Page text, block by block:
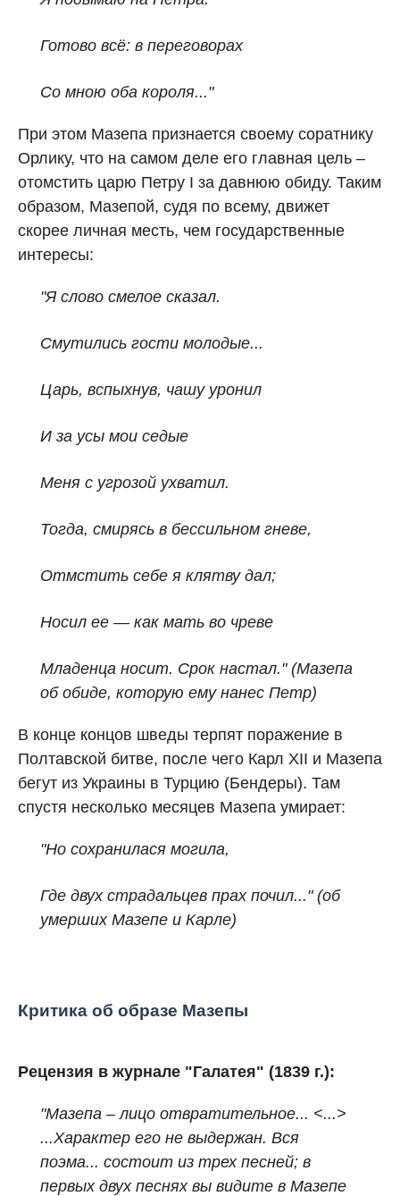
Готово всё: в переговорах
Со мною оба короля..."
При этом Мазепа признается своему соратнику
Орлику, что на самом деле его главная цель –
отомстить царю Петру I за давнюю обиду. Таким
образом, Мазепой, судя по всему, движет
скорее личная месть, чем государственные
интересы:
"Я слово смелое сказал.
Смутились гости молодые...
Царь, вспыхнув, чашу уронил
И за усы мои седые
Меня с угрозой ухватил.
Тогда, смирясь в бессильном гневе,
Отмстить себе я клятву дал;
Носил ее — как мать во чреве
Младенца носит. Срок настал."(Мазепа
об обиде, которую ему нанес Петр)
В конце концов шведы терпят поражение в
Полтавской битве, после чего Карл XII и Мазепа
бегут из Украины в Турцию (Бендеры). Там
спустя несколько месяцев Мазепа умирает:
"Но сохранилася могила,
Где двух страдальцев прах почил..." (об
умерших Мазепе и Карле)
Критика об образе Мазепы
Рецензия в журнале "Галатея" (1839 г.):
"Мазепа – лицо отвратительное... <...>
...Характер его не выдержан. Вся
поэма... состоит из трех песней; в
первых двух песнях вы видите в Мазепе